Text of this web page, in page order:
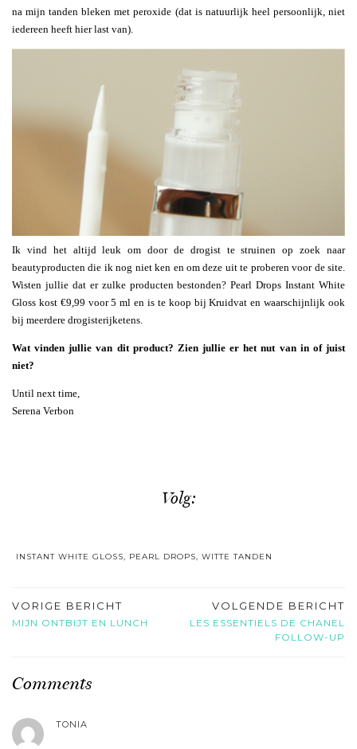
na mijn tanden bleken met peroxide (dat is natuurlijk heel persoonlijk, niet
iedereen heeft hier last van).
Ik vind het altijd leuk om door de drogist te struinen op zoek naar
beautyproducten die ik nog niet ken en om deze uit te proberen voor de site.
Wisten jullie dat er zulke producten bestonden? Pearl Drops Instant White
Gloss kost €9,99 voor 5 ml en is te koop bij Kruidvat en waarschijnlijk ook
bij meerdere drogisterijketens.
Wat vinden jullie van dit product? Zien jullie er het nut van in of juist
niet?
Until next time,
Serena Verbon
Volg:
INSTANT WHITE GLOSS, PEARL DROPS, WITTE TANDEN
VORIGE BERICHT
MIJN ONTBIJT EN LUNCH
VOLGENDE BERICHT
LES ESSENTIELS DE CHANEL
FOLLOW-UP
Comments
TONIA